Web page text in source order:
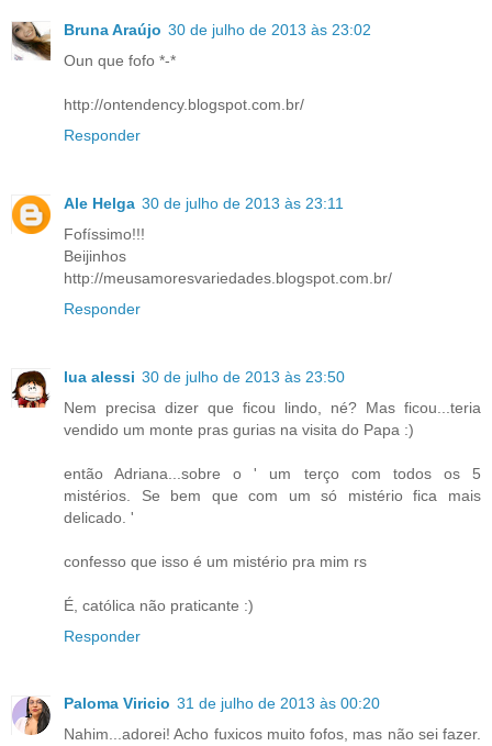
Bruna Araújo 30 de julho de 2013 às 23:02
Oun que fofo *-*
http://ontendency.blogspot.com.br/
Responder
Ale Helga 30 de julho de 2013 às 23:11
Fofíssimo!!!
Beijinhos
http://meusamoresvariedades.blogspot.com.br/
Responder
lua alessi 30 de julho de 2013 às 23:50
Nem precisa dizer que ficou lindo, né? Mas ficou...teria
vendido um monte pras gurias na visita do Papa :)
então Adriana...sobre o ' um terço com todos os 5
mistérios. Se bem que com um só mistério fica mais
delicado. '
confesso que isso é um mistério pra mim rs
É, católica não praticante :)
Responder
Paloma Viricio 31 de julho de 2013 às 00:20
Nahim...adorei! Acho fuxicos muito fofos, mas não sei fazer.